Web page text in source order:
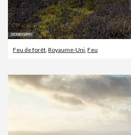
Feu de forêt, Royaume-Uni, Feu